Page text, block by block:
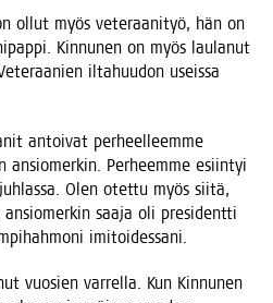
ollut myös vete­raa­ni­työ, hän on
Kin­nu­nen on myös lau­la­nut
ilta­huu­don useis­sa
antoi­vat per­heel­leem­me
ansio­mer­kin. Per­heem­me esiin­tyi
Olen otet­tu myös sii­tä,
saa­ja oli pre­si­dent­ti
imitoidessani.
vuo­sien var­rel­la. Kun Kin­nu­nen